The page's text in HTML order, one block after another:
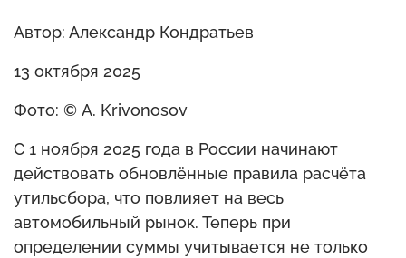
Автор: Александр Кондратьев
13 октября 2025
Фото: © A. Krivonosov
С 1 ноября 2025 года в России начинают
действовать обновлённые правила расчёта
утильсбора, что повлияет на весь
автомобильный рынок. Теперь при
определении суммы учитывается не только